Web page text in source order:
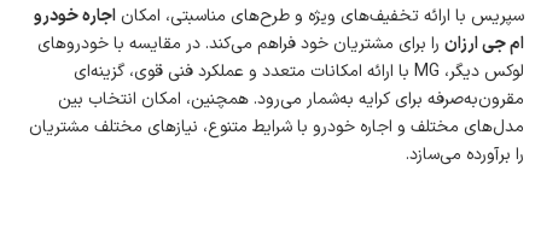
تحویل در محل به شما
با راننده
بدون راننده
سپریس با ارائه تخفیف‌های ویژه و طرح‌های مناسبتی، امکان اجاره خودرو
ام جی ارزان را برای مشتریان خود فراهم می‌کند. در مقایسه با خودروهای
لوکس دیگر، MG با ارائه امکانات متعدد و عملکرد فنی قوی، گزینه‌ای
مقرون‌به‌صرفه برای کرایه به‌شمار می‌رود. همچنین، امکان انتخاب بین
مدل‌های مختلف و اجاره خودرو با شرایط متنوع، نیازهای مختلف مشتریان
را برآورده می‌سازد.